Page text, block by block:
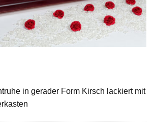
in gerader Form Kirsch lackiert mit